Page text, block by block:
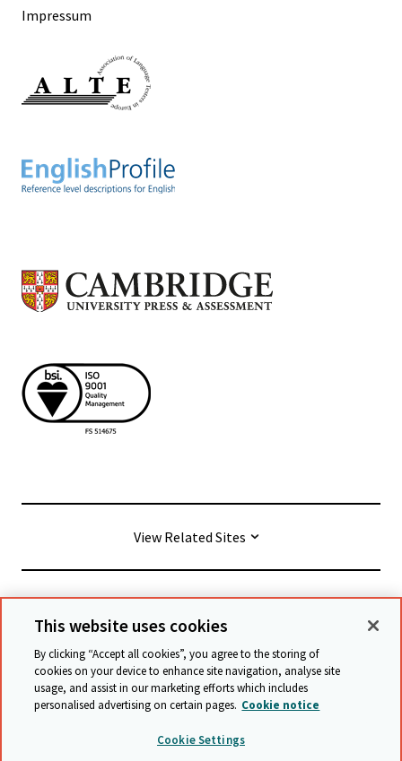
Impressum
View Related Sites
© Cambridge University Press & Assessment
Allgemeine Geschäftsbedingungen
Datenschutz
Erklärung zur Barrierefreiheit
Stellungnahme zu moderner Sklaverei
This website uses cookies
By clicking “Accept all cookies”, you agree to the storing of
cookies on your device to enhance site navigation, analyse site
usage, and assist in our marketing efforts which includes
personalised advertising on certain pages. Cookie notice
Cookie Settings